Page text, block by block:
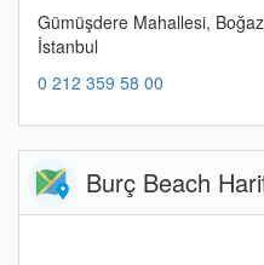
Gümüşdere Mahallesi,
İstanbul
0 212 359 58 00
Burç Beach